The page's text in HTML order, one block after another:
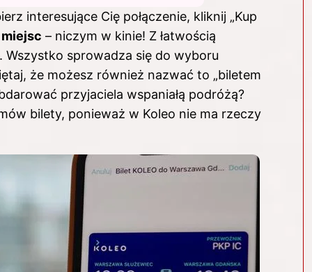
interesujące Cię połączenie, kliknij „Kup
– niczym w kinie! Z łatwością
Wszystko sprowadza się do wyboru
że możesz również nazwać to „biletem
przyjaciela wspaniałą podróżą?
bilety, ponieważ w Koleo nie ma rzeczy